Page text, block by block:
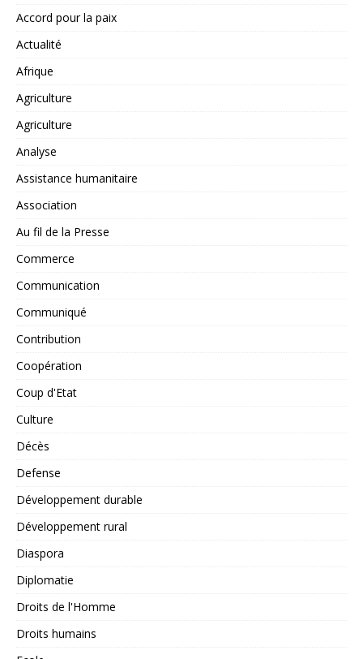
Accord pour la paix
Actualité
Afrique
Agriculture
Agriculture
Analyse
Assistance humanitaire
Association
Au fil de la Presse
Commerce
Communication
Communiqué
Contribution
Coopération
Coup d'Etat
Culture
Décès
Defense
Développement durable
Développement rural
Diaspora
Diplomatie
Droits de l'Homme
Droits humains